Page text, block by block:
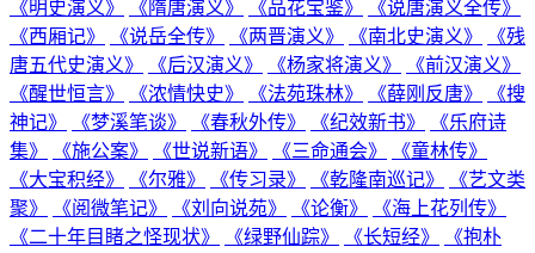
《明史演义》
《隋唐演义》 《品花宝鉴》
《说唐演义全传》
《西厢记》
《说岳全传》 《两晋演义》 《南北史演义》
《残
唐五代史演义》
《后汉演义》 《杨家将演义》
《前汉演义》
《醒世恒言》
《浓情快史》 《法苑珠林》 《薛刚反唐》
《搜
神记》
《梦溪笔谈》 《春秋外传》 《纪效新书》
《乐府诗
集》
《施公案》 《世说新语》 《三命通会》
《童林传》
《大宝积经》
《尔雅》 《传习录》 《乾隆南巡记》
《艺文类
聚》
《阅微笔记》 《刘向说苑》 《论衡》
《海上花列传》
《二十年目睹之怪现状》
《绿野仙踪》 《长短经》
《抱朴